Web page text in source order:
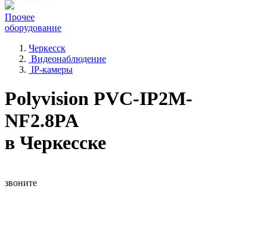
Прочее
оборудование
Черкесск
Видеонаблюдение
IP-камеры
Polyvision PVC-IP2M-
NF2.8PA
в Черкесске
звоните